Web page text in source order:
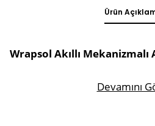
Ürün
Wrapsol Akıllı
Devamını